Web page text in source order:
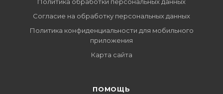
Политика обработки персональных данных
Согласие на обработку персональных данных
Политика конфиденциальности для мобильного
приложения
Карта сайта
ПОМОЩЬ